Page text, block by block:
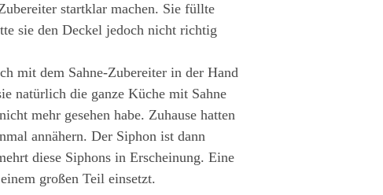
startklar machen. Sie füllte
sie den Deckel jedoch nicht richtig
mit dem Sahne-Zubereiter in der Hand
natürlich die ganze Küche mit Sahne
mehr gesehen habe. Zuhause hatten
annähern. Der Siphon ist dann
diese Siphons in Erscheinung. Eine
großen Teil einsetzt.